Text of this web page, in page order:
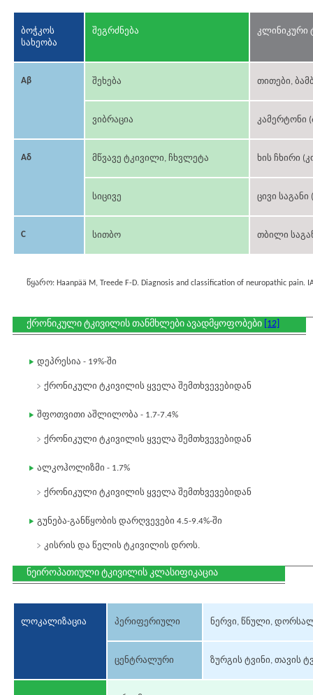
ბოჭკოს
სახეობა
შეგრძნება კლინიკური
Aβ შეხება თითები,
ვიბრაცია კამერტონი
Aδ მწვავე ტკივილი, ჩხვლეტა ხის ჩხირი
სიცივე ცივი საგანი
C სითბო თბილი
წყარო: Haanpää M, Treede F-D. Diagnosis and classification of neuropathic pain.
ქრონიკული ტკივილის თანმხლები ავადმყოფობები [12]
დეპრესია - 19%-ში
ქრონიკული ტკივილის ყველა შემთხვევებიდან
შფოთვითი აშლილობა - 1.7-7.4%
ქრონიკული ტკივილის ყველა შემთხვევებიდან
ალკოჰოლიზმი - 1.7%
ქრონიკული ტკივილის ყველა შემთხვევებიდან
გუნება-განწყობის დარღვევები 4.5-9.4%-ში
კისრის და წელის ტკივილის დროს.
ნეიროპათიული ტკივილის კლასიფიკაცია
ლოკალიზაცია პერიფერიული ნერვი, წნული,
ცენტრალური ზურგის ტვინი, თავის